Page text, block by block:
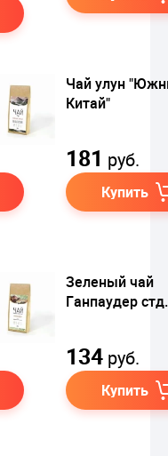
Чай улун
Китай"
181 руб.
Купить
Зеленый чай
Ганпаудер
134 руб.
Купить